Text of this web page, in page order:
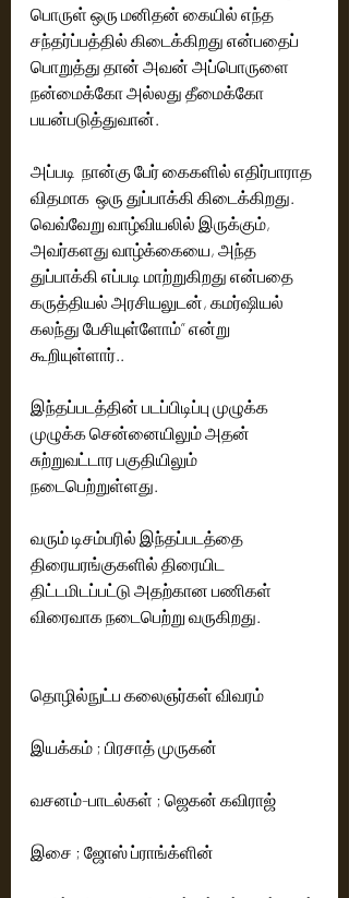
பொருள் ஒரு மனிதன் கையில் எந்த
சந்தர்ப்பத்தில் கிடைக்கிறது என்பதைப்
பொறுத்து தான் அவன் அப்பொருளை
நன்மைக்கோ அல்லது தீமைக்கோ
பயன்படுத்துவான்.
அப்படி  நான்கு பேர் கைகளில் எதிர்பாராத
விதமாக  ஒரு துப்பாக்கி கிடைக்கிறது.
வெவ்வேறு வாழ்வியலில் இருக்கும்,
அவர்களது வாழ்க்கையை, அந்த
துப்பாக்கி எப்படி மாற்றுகிறது என்பதை
கருத்தியல் அரசியலுடன், கமர்ஷியல்
கலந்து பேசியுள்ளோம்” என்று
கூறியுள்ளார்..
இந்தப்படத்தின் படப்பிடிப்பு முழுக்க
முழுக்க சென்னையிலும் அதன்
சுற்றுவட்டார பகுதியிலும்
நடைபெற்றுள்ளது.
வரும் டிசம்பரில் இந்தப்படத்தை
திரையரங்குகளில் திரையிட
திட்டமிடப்பட்டு அதற்கான பணிகள்
விரைவாக நடைபெற்று வருகிறது.
தொழில்நுட்ப கலைஞர்கள் விவரம்
இயக்கம் ; பிரசாத் முருகன்
வசனம்-பாடல்கள் ; ஜெகன் கவிராஜ்
இசை ; ஜோஸ் ப்ராங்க்ளின்